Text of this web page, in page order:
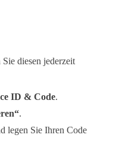
diesen jederzeit
ID & Code.
.
legen Sie Ihren Code